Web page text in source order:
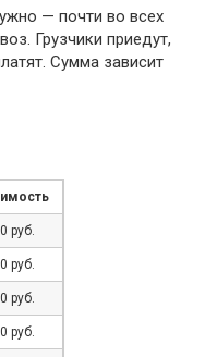
— почти во всех
Грузчики приедут,
Сумма зависит
руб.
руб.
руб.
руб.